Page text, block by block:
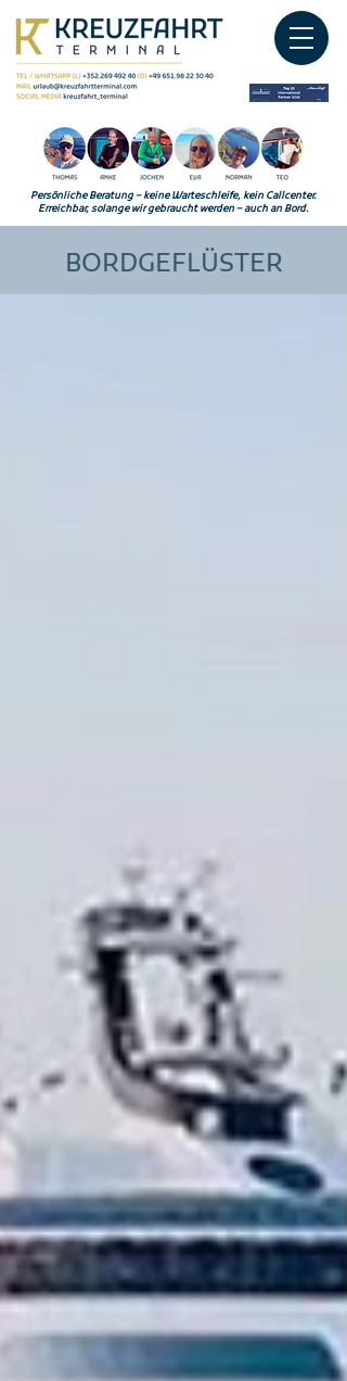
Persönliche Beratung – keine Warteschleife, kein Callcenter.
Erreichbar, solange wir gebraucht werden – auch an Bord.
BORDGEFLÜSTER